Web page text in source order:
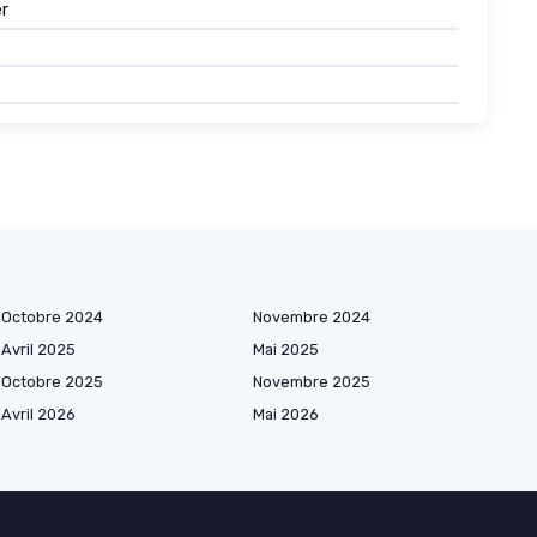
Octobre 2024
Novembre 2024
Avril 2025
Mai 2025
Octobre 2025
Novembre 2025
Avril 2026
Mai 2026